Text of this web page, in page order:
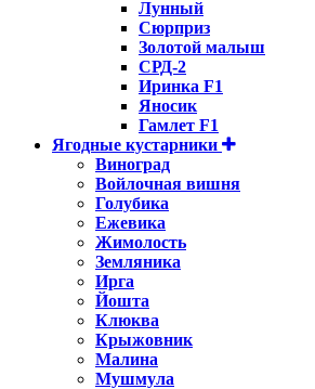
Лунный
Сюрприз
Золотой малыш
СРД-2
Иринка F1
Яносик
Гамлет F1
Ягодные кустарники
Виноград
Войлочная вишня
Голубика
Ежевика
Жимолость
Земляника
Ирга
Йошта
Клюква
Крыжовник
Малина
Мушмула